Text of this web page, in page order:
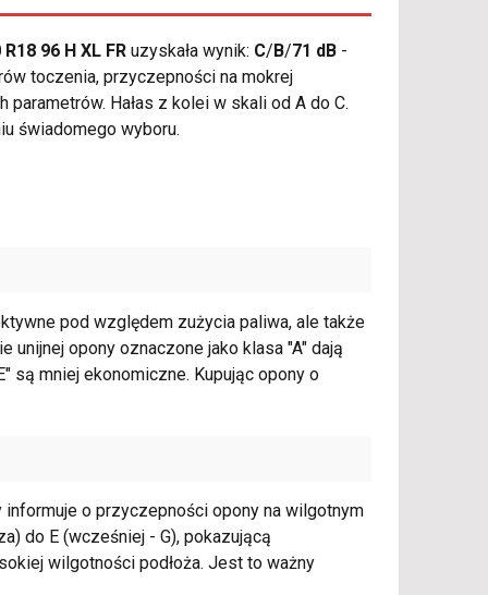
96 H XL FR uzyskała wynik: C/ B/71 dB -
toczenia, przyczepności na mokrej
Hałas z kolei w skali od A do C.
świadomego wyboru.
pod względem zużycia paliwa, ale także
opony oznaczone jako klasa "A" dają
są mniej ekonomiczne. Kupując opony o
o przyczepności opony na wilgotnym
do E (wcześniej - G), pokazującą
wilgotności podłoża. Jest to ważny